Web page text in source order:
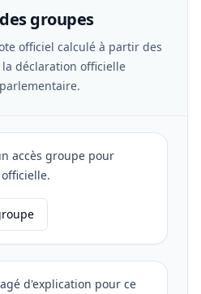
groupes
officiel calculé à partir des
déclaration officielle
accès groupe pour
d'explication pour ce